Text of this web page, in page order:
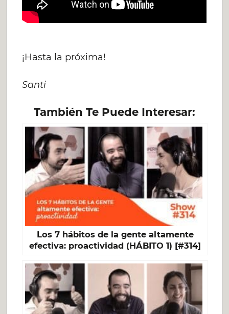
¡Hasta la próxima!
Santi
También Te Puede Interesar:
Los 7 hábitos de la gente altamente
efectiva: proactividad (HÁBITO 1) [#314]